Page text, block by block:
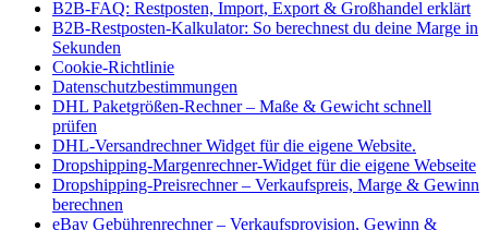
B2B-FAQ: Restposten, Import, Export & Großhandel erklärt
B2B-Restposten-Kalkulator: So berechnest du deine Marge in
Sekunden
Cookie-Richtlinie
Datenschutzbestimmungen
DHL Paketgrößen-Rechner – Maße & Gewicht schnell
prüfen
DHL-Versandrechner Widget für die eigene Website.
Dropshipping-Margenrechner-Widget für die eigene Webseite
Dropshipping-Preisrechner – Verkaufspreis, Marge & Gewinn
berechnen
eBay Gebührenrechner – Verkaufsprovision, Gewinn &